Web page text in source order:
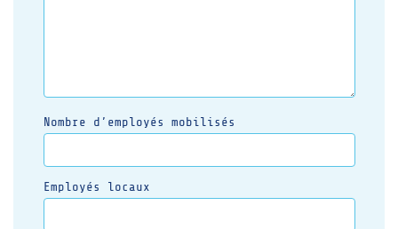
Nombre d’employés mobilisés
Employés locaux